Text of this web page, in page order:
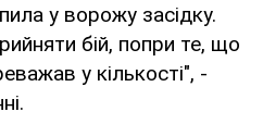
у ворожу засідку.
бій, попри те, що
у кількості", -